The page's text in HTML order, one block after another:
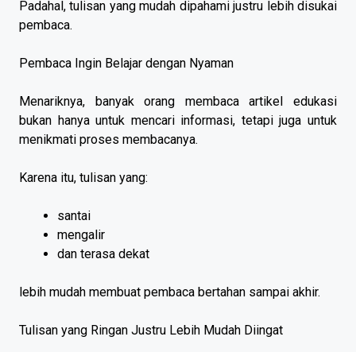
Padahal, tulisan yang mudah dipahami justru lebih disukai
pembaca.
Pembaca Ingin Belajar dengan Nyaman
Menariknya, banyak orang membaca artikel edukasi
bukan hanya untuk mencari informasi, tetapi juga untuk
menikmati proses membacanya.
Karena itu, tulisan yang:
santai
mengalir
dan terasa dekat
lebih mudah membuat pembaca bertahan sampai akhir.
Tulisan yang Ringan Justru Lebih Mudah Diingat